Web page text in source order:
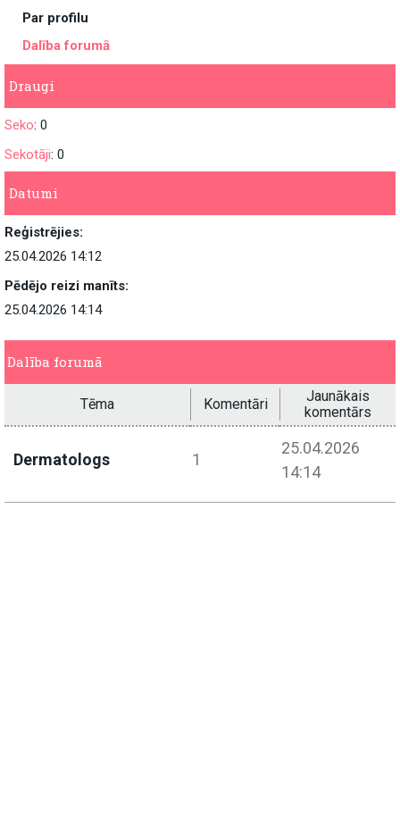
Par profilu
Dalība forumā
Draugi
Seko: 0
Sekotāji: 0
Datumi
Reģistrējies:
25.04.2026 14:12
Pēdējo reizi manīts:
25.04.2026 14:14
Dalība forumā
Tēma Komentāri
Jaunākais
komentārs
Dermatologs 1
25.04.2026
14:14